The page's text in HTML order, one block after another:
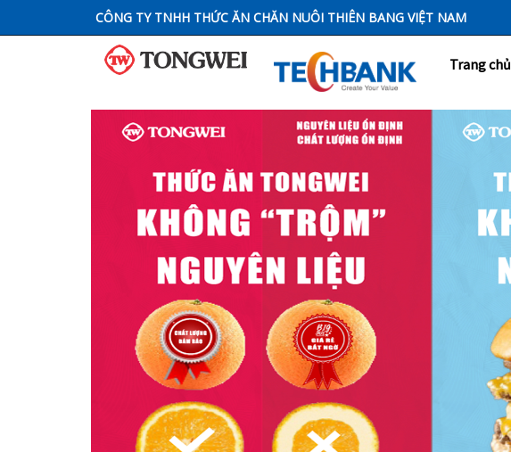
CÔNG TY TNHH THỨC ĂN CHĂN NUÔI THIÊN BANG VIỆT NAM
Trang chủ